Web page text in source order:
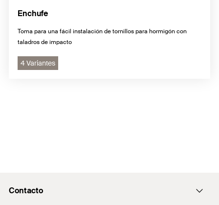
Enchufe
Toma para una fácil instalación de tornillos para hormigón con
taladros de impacto
4 Variantes
Contacto